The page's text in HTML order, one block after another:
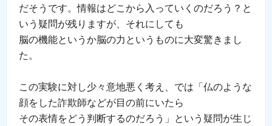
だそうです。情報はどこから入っていくのだろう？と
いう疑問が残りますが、それにしても
脳の機能というか脳の力というものに大変驚きまし
た。
この実験に対し少々意地悪く考え、では「仏のような
顔をした詐欺師などが目の前にいたら
その表情をどう判断するのだろう」という疑問が生じ